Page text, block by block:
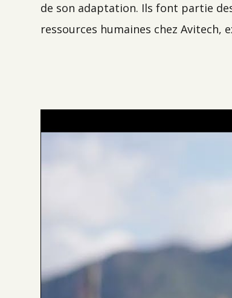
de son adaptation. Ils font partie
ressources humaines chez Avitech,